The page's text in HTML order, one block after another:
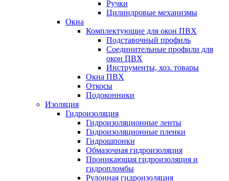
Ручки
Цилиндровые механизмы
Окна
Комплектующие для окон ПВХ
Подставочный профиль
Соединительные профили для
окон ПВХ
Инструменты, хоз. товары
Окна ПВХ
Откосы
Подоконники
Изоляция
Гидроизоляция
Гидроизоляционные ленты
Гидроизоляционные пленки
Гидрошпонки
Обмазочная гидроизоляция
Проникающая гидроизоляция и
гидропломбы
Рулонная гидроизоляция